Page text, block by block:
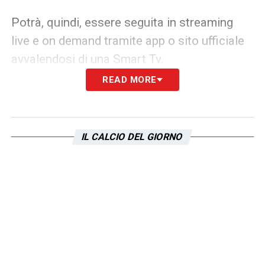
Potrà, quindi, essere seguita in streaming
live e on demand tramite app o sito ufficiale
avvalendosi di una Smart Tv.
LA PLAYLIST DELLE NOSTRE TOP NEWS
READ MORE
IL CALCIO DEL GIORNO